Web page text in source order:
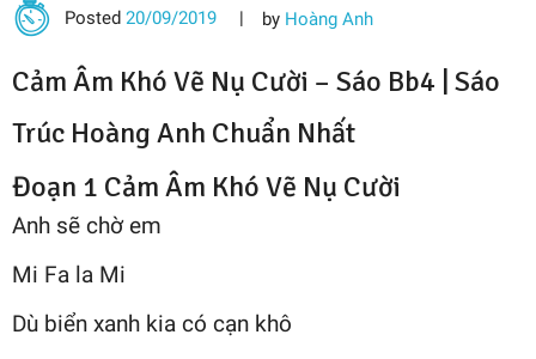
Posted20/09/2019 by Hoàng Anh
Cảm Âm Khó Vẽ Nụ Cười – Sáo Bb4 Sáo
Trúc Hoàng Anh Chuẩn Nhất
Đoạn 1 Cảm Âm Khó Vẽ Nụ Cười
Anh sẽ chờ em
Mi Fa la Mi
Dù biển xanh kia có cạn khô